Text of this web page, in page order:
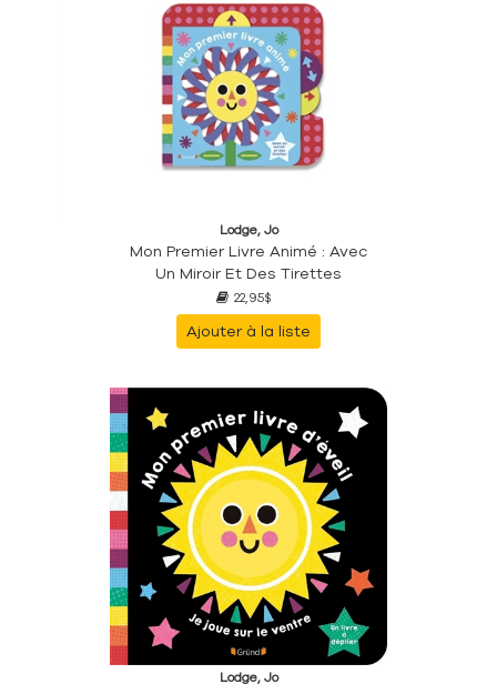
Lodge, Jo
Mon Premier Livre Animé : Avec
Un Miroir Et Des Tirettes
22,95$
Ajouter à la liste
Lodge, Jo